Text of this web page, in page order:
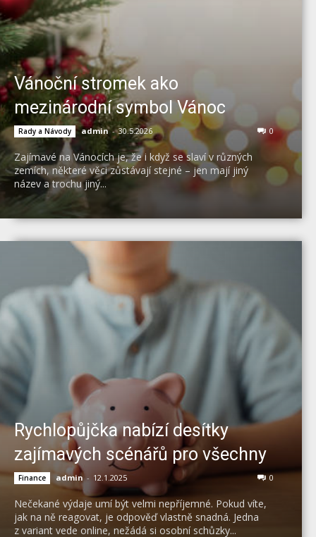
Vánoční stromek ako
mezinárodní symbol Vánoc
Rady a Návody admin - 30.5.2026 0
Zajímavé na Vánocích je, že i když se slaví v různých
zemích, některé věci zůstávají stejné – jen mají jiný
název a trochu jiný...
Rychlopůjčka nabízí desítky
zajímavých scénářů pro všechny
Finance admin - 12.1.2025 0
Nečekané výdaje umí být velmi nepříjemné. Pokud víte,
jak na ně reagovat, je odpověď vlastně snadná. Jedna
z variant vede online, nežádá si osobní schůzky...